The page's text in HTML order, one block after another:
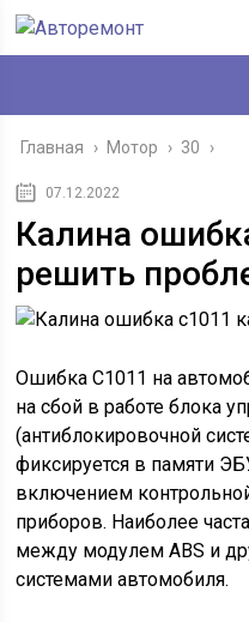
Главная › Мотор › 30 ›
07.12.2022
Калина
решить
Ошибка С1011 на
на сбой в работе блока
(антиблокировочной
фиксируется в памяти
включением
приборов. Наиболее
между модулем ABS и
системами автомобиля.